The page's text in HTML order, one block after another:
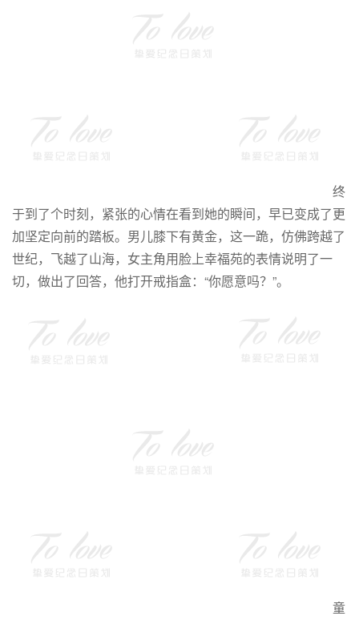
终
于到了个时刻，紧张的心情在看到她的瞬间，早已变成了更
加坚定向前的踏板。男儿膝下有黄金，这一跪，仿佛跨越了
世纪，飞越了山海，女主角用脸上幸福苑的表情说明了一
切，做出了回答，他打开戒指盒：“你愿意吗？”。
童